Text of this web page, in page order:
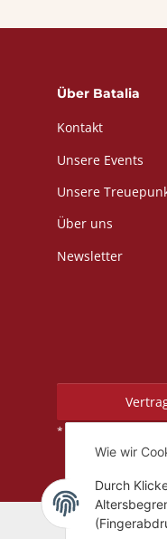
Wie wir
Durch
Über Batalia
Kontakt
Unsere Events
Unsere
Über uns
Newsletter
* Alle Preise inkl.